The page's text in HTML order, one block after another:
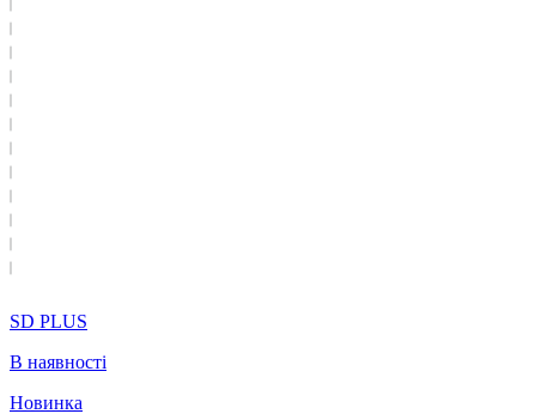
SD PLUS
В наявності
Новинка